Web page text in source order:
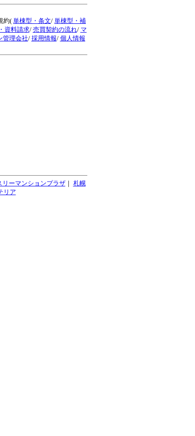
約(単棟型・条文/ 単棟型・補
資料請求/ 売買契約の流れ/ マ
管理会社/ 採用情報/ 個人情報
リーマンションプラザ｜ 札幌
リア